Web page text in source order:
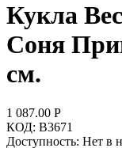
Кукла
Соня
см.
1 087.00 Р
КОД: B3671
Доступность: Нет в